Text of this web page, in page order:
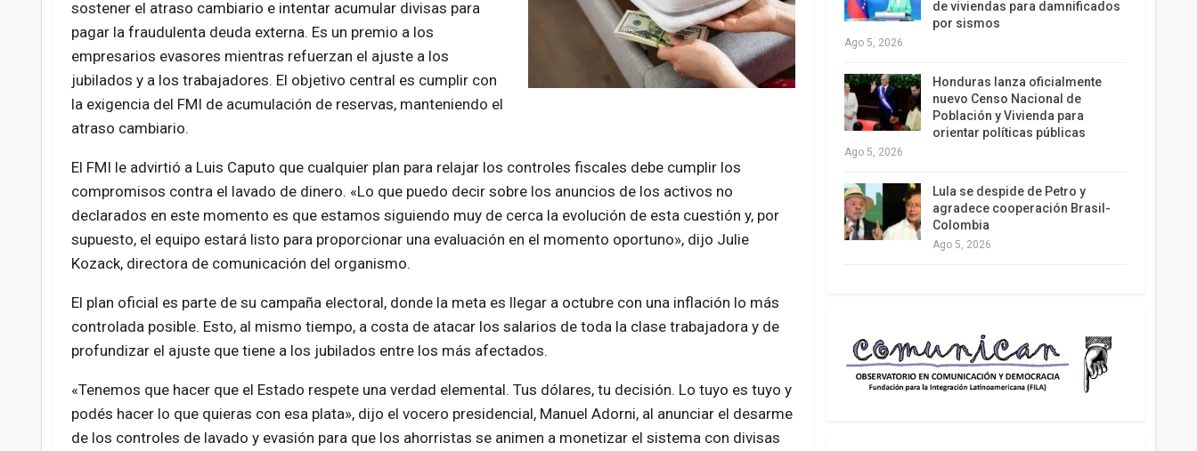
sostener el atraso cambiario e intentar acumular divisas para
pagar la fraudulenta deuda externa. Es un premio a los
empresarios evasores mientras refuerzan el ajuste a los
jubilados y a los trabajadores. El objetivo central es cumplir con
la exigencia del FMI de acumulación de reservas, manteniendo el
atraso cambiario.
El FMI le advirtió a Luis Caputo que cualquier plan para relajar los controles fiscales debe cumplir los
compromisos contra el lavado de dinero. «Lo que puedo decir sobre los anuncios de los activos no
declarados en este momento es que estamos siguiendo muy de cerca la evolución de esta cuestión y, por
supuesto, el equipo estará listo para proporcionar una evaluación en el momento oportuno», dijo Julie
Kozack, directora de comunicación del organismo.
El plan oficial es parte de su campaña electoral, donde la meta es llegar a octubre con una inflación lo más
controlada posible. Esto, al mismo tiempo, a costa de atacar los salarios de toda la clase trabajadora y de
profundizar el ajuste que tiene a los jubilados entre los más afectados.
«Tenemos que hacer que el Estado respete una verdad elemental. Tus dólares, tu decisión. Lo tuyo es tuyo y
podés hacer lo que quieras con esa plata», dijo el vocero presidencial, Manuel Adorni, al anunciar el desarme
de los controles de lavado y evasión para que los ahorristas se animen a monetizar el sistema con divisas
de viviendas para damnificados
por sismos
Ago 5, 2026
Honduras lanza oficialmente
nuevo Censo Nacional de
Población y Vivienda para
orientar políticas públicas
Ago 5, 2026
Lula se despide de Petro y
agradece cooperación Brasil-
Colombia
Ago 5, 2026